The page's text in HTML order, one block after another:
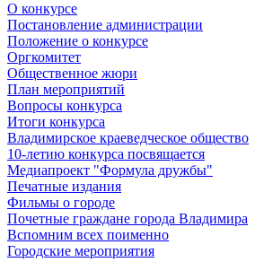
О конкурсе
Постановление администрации
Положение о конкурсе
Оргкомитет
Общественное жюри
План мероприятий
Вопросы конкурса
Итоги конкурса
Владимирское краеведческое общество
10-летию конкурса посвящается
Медиапроект "Формула дружбы"
Печатные издания
Фильмы о городе
Почетные граждане города Владимира
Вспомним всех поименно
Городские мероприятия